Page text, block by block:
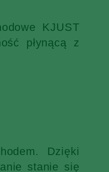
KJUST
płynącą z
Dzięki
stanie się